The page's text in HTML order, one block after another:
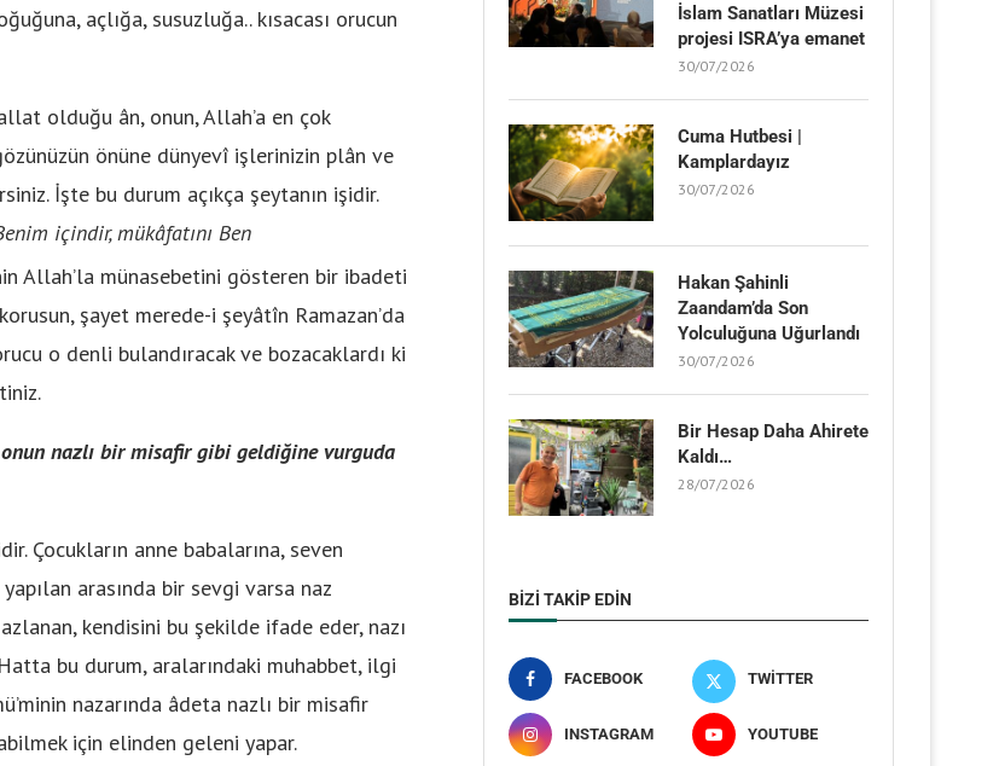
açlığa, susuzluğa.. kısacası orucun
olduğu ân, onun, Allah’a en çok
önüne dünyevî işlerinizin plân ve
İşte bu durum açıkça şeytanın işidir.
içindir, mükâfatını Ben
Allah’la münasebetini gösteren bir ibadeti
şayet merede-i şeyâtîn Ramazan’da
o denli bulandıracak ve bozacaklardı ki
onun nazlı bir misafir gibi geldiğine vurguda
Çocukların anne babalarına, seven
arasında bir sevgi varsa naz
kendisini bu şekilde ifade eder, nazı
bu durum, aralarındaki muhabbet, ilgi
nazarında âdeta nazlı bir misafir
için elinden geleni yapar.
İslam Sanatları Müzesi
projesi ISRA’ya emanet
30/07/2026
Cuma Hutbesi |
Kamplardayız
30/07/2026
Hakan Şahinli
Zaandam’da Son
Yolculuğuna Uğurlandı
30/07/2026
Bir Hesap Daha Ahirete
Kaldı…
28/07/2026
BIZI TAKIP EDIN
FACEBOOK TWITTER
INSTAGRAM YOUTUBE